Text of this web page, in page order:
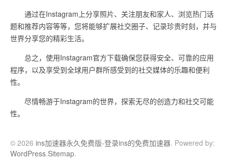
通过在Instagram上分享照片、关注朋友和家人、浏览热门话
题和推荐内容等等，您将能够扩展社交圈子、记录珍贵时刻，并与
世界分享您的精彩生活。
总之，使用Instagram官方下载确保您获得安全、可靠的应用
程序，以及享受到全球用户群所感受到的社交媒体的乐趣和便利
性。
尽情畅游于Instagram的世界，探索无尽的创造力和社交可能
性。
© 2026 ins加速器永久免费版-登录ins的免费加速器. Powered by:
WordPress.Sitemap.